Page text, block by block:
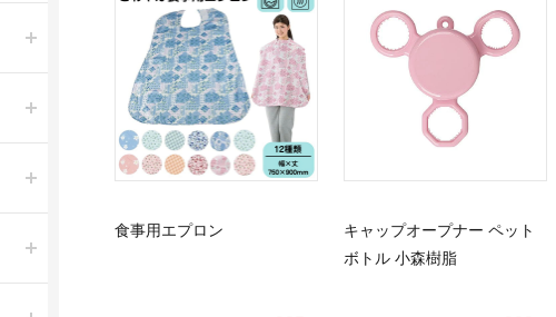
食事用エプロン
キャップオープナー ペット
ボトル 小森樹脂